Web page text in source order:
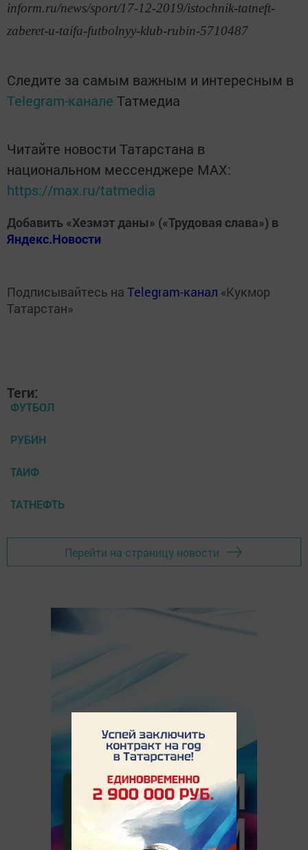
inform.ru/news/sport/17-12-2019/istochnik-tatneft-
zaberet-u-taifa-futbolnyy-klub-rubin-5710487
Следите за самым важным и интересным в
Telegram-канале Татмедиа
Читайте новости Татарстана в
национальном мессенджере MАХ:
https://max.ru/tatmedia
Добавить «Хезмэт даны» («Трудовая слава») в
Яндекс.Новости
Подписывайтесь на Telegram-канал «Кукмор
Татарстан»
Теги:
ФУТБОЛ
РУБИН
ТАИФ
ТАТНЕФТЬ
Перейти на страницу новости